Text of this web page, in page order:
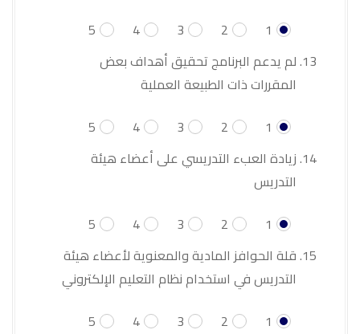
1
2
3
4
5
لم يدعم البرنامج تحقيق أهداف بعض
المقررات ذات الطبيعة العملية
1
2
3
4
5
زيادة العبء التدريسي على أعضاء هيئة
التدريس
1
2
3
4
5
قلة الحوافز المادية والمعنوية لأعضاء هيئة
التدريس في استخدام نظام التعليم الإلكتروني
1
2
3
4
5